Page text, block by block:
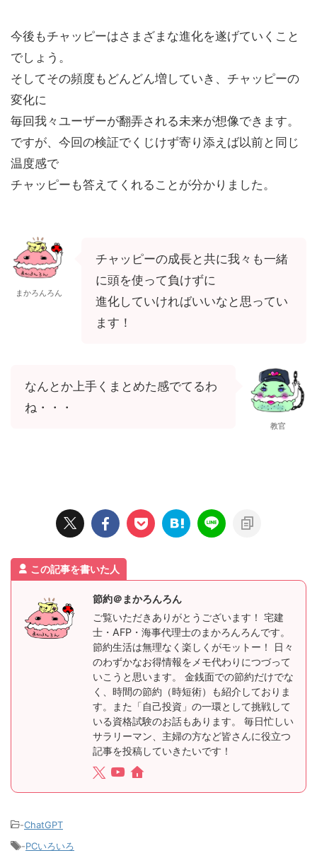
今後もチャッピーはさまざまな進化を遂げていくこと
でしょう。
そしてその頻度もどんどん増していき、チャッピーの
変化に
毎回我々ユーザーが翻弄される未来が想像できます。
ですが、今回の検証でくじけず寄り添えば以前と同じ
温度感で
チャッピーも答えてくれることが分かりました。
まかろんろん
チャッピーの成長と共に我々も一緒
に頭を使って負けずに
進化していければいいなと思ってい
ます！
なんとか上手くまとめた感でてるわ
ね・・・
教官
この記事を書いた人
節約＠まかろんろん
ご覧いただきありがとうございます！ 宅建
士・AFP・海事代理士のまかろんろんです。
節約生活は無理なく楽しくがモットー！ 日々
のわずかなお得情報をメモ代わりにつづって
いこうと思います。 金銭面での節約だけでな
く、時間の節約（時短術）も紹介しておりま
す。また「自己投資」の一環として挑戦して
いる資格試験のお話もあります。 毎日忙しい
サラリーマン、主婦の方など皆さんに役立つ
記事を投稿していきたいです！
-ChatGPT
-PCいろいろ